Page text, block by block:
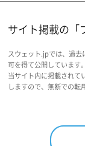
サイト掲載の「
スウェット.jpでは、過去
可を得て公開しています。
当サイト内に掲載されて
しますので、無断での転